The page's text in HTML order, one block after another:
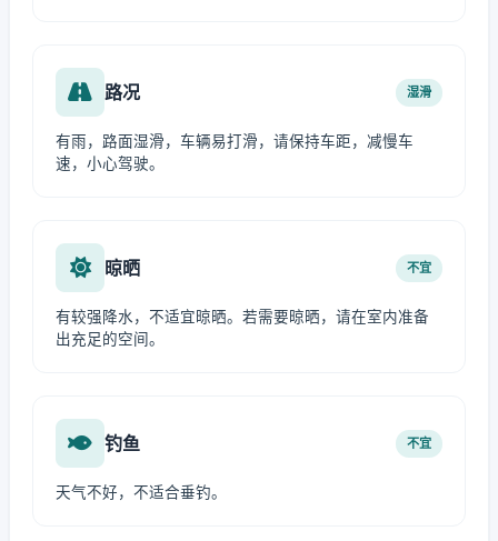
路况 湿滑
有雨，路面湿滑，车辆易打滑，请保持车距，减慢车
速，小心驾驶。
晾晒 不宜
有较强降水，不适宜晾晒。若需要晾晒，请在室内准备
出充足的空间。
钓鱼 不宜
天气不好，不适合垂钓。